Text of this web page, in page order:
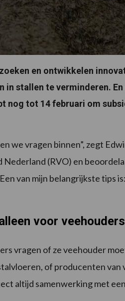
en ontwikkelen
in stallen te verminderen.
nog tot 14 februari om
we vragen binnen”, zegt
(RVO) en
van mijn belangrijkste tips
voor veehouders
vragen of ze veehouder
of producenten van
altijd samenwerking met